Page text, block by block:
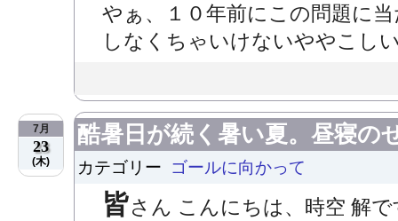
やぁ、１０年前にこの問題に
しなくちゃいけないややこし
7月
23
(木)
酷暑日が続く暑い夏。昼寝
カテゴリー ゴールに向かって
皆さん こんにちは、時空 解